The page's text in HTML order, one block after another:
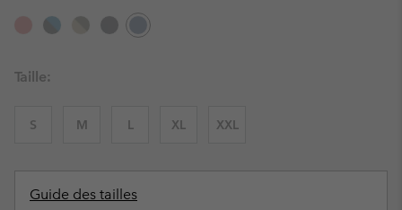
Taille:
S M L XL XXL
Guide des tailles